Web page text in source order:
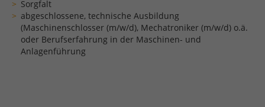
Sorgfalt
abgeschlossene, technische Ausbildung
(Maschinenschlosser (m/w/d), Mechatroniker (m/w/d) o.ä.
oder Berufserfahrung in der Maschinen- und
Anlagenführung